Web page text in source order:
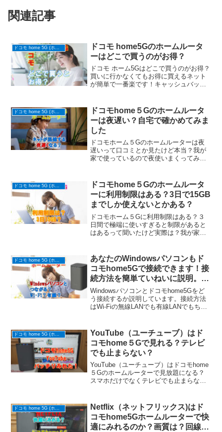
関連記事
ドコモ home5Gのホームルータ
ーはどこで買うのがお得？
ドコモ ホーム5Gはどこで買うのがお得？
買いに行かなくてもお得に買えるネット
が簡単で一番楽です！キャッシュバック
ドコモ home 5G (ホームルーター)
ドコモhome５Gのホームルータ
ーは夜遅い？自宅で確かめてみま
した
ドコモホーム５Gのホームルーターは夜
遅いって口コミとか見たけど本当？我が
家で使っているので夜使いまくってみま
ドコモ home 5G (ホームルーター)
ドコモhome５Gのホームルータ
ーに利用制限はある？3日で15GB
までしか使えないとかある？
ドコモホーム５Gに利用制限はある？３
日間で極端に使いすぎると制限があると
はあるって聞いたけど実際は？我が家で
あなたのWindowsパソコンもド
コモhome5Gで接続できます！接
続方法を簡単ていねいに説明。
Wi-Fiの無線接続も有線LAN接続
もバッチリ説明！
Windowsパソコンとドコモhome5Gをど
う接続するか説明しています。接続方法
はWi-Fiの無線LANでも有線LANでもちゃ
YouTube（ユーチューブ）はド
コモhome５Gで見れる？テレビ
でも止まらない？
YouTube（ユーチューブ）はドコモhome
５Gのホームルーターで見放題になる？
スマホだけでなくテレビでも止まらな
す。
ドコモ home 5G (ホームルーター)
Netflix（ネットフリックス)はド
コモhome5Gホームルーターで快
適にみれるのか？画質は？回線速